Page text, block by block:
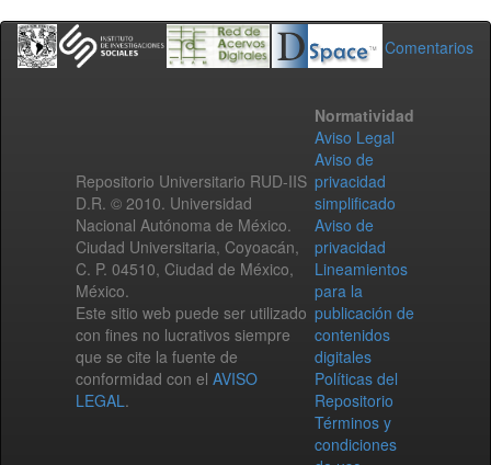
Comentarios
Repositorio Universitario RUD-IIS
D.R. © 2010. Universidad
Nacional Autónoma de México.
Ciudad Universitaria, Coyoacán,
C. P. 04510, Ciudad de México,
México.
Este sitio web puede ser utilizado
con fines no lucrativos siempre
que se cite la fuente de
conformidad con el AVISO
LEGAL.
Normatividad
Aviso Legal
Aviso de
privacidad
simplificado
Aviso de
privacidad
Lineamientos
para la
publicación de
contenidos
digitales
Políticas del
Repositorio
Términos y
condiciones